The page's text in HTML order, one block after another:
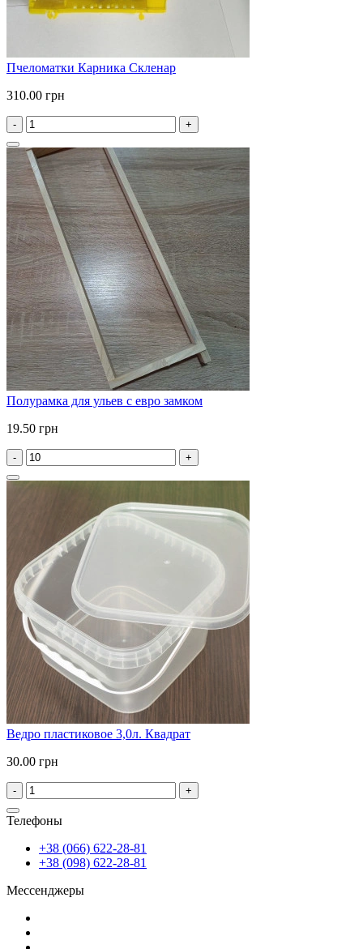
Пчеломатки Карника Скленар
310.00 грн
- +
Полурамка для ульев с евро замком
19.50 грн
- +
Ведро пластиковое 3,0л. Квадрат
30.00 грн
- +
Телефоны
+38 (066) 622-28-81
+38 (098) 622-28-81
Мессенджеры